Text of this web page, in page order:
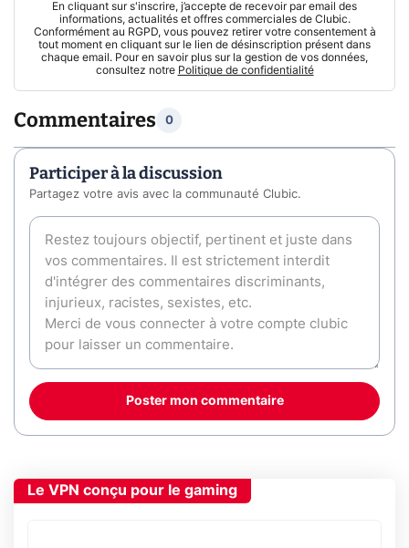
En cliquant sur s'inscrire, j’accepte de recevoir par email des
informations, actualités et offres commerciales de Clubic.
Conformément au RGPD, vous pouvez retirer votre consentement à
tout moment en cliquant sur le lien de désinscription présent dans
chaque email. Pour en savoir plus sur la gestion de vos données,
consultez notre Politique de confidentialité
Commentaires 0
Participer à la discussion
Partagez votre avis avec la communauté Clubic.
Poster mon commentaire
Le VPN conçu pour le gaming